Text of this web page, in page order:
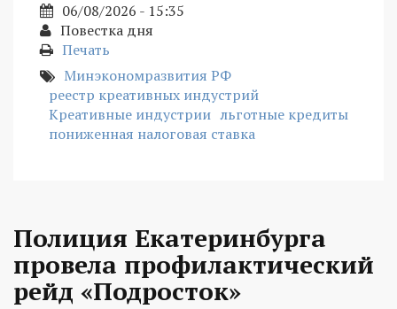
06/08/2026 - 15:35
Повестка дня
Печать
Минэкономразвития РФ
реестр креативных индустрий
Креативные индустрии льготные кредиты
пониженная налоговая ставка
Полиция Екатеринбурга
провела профилактический
рейд «Подросток»